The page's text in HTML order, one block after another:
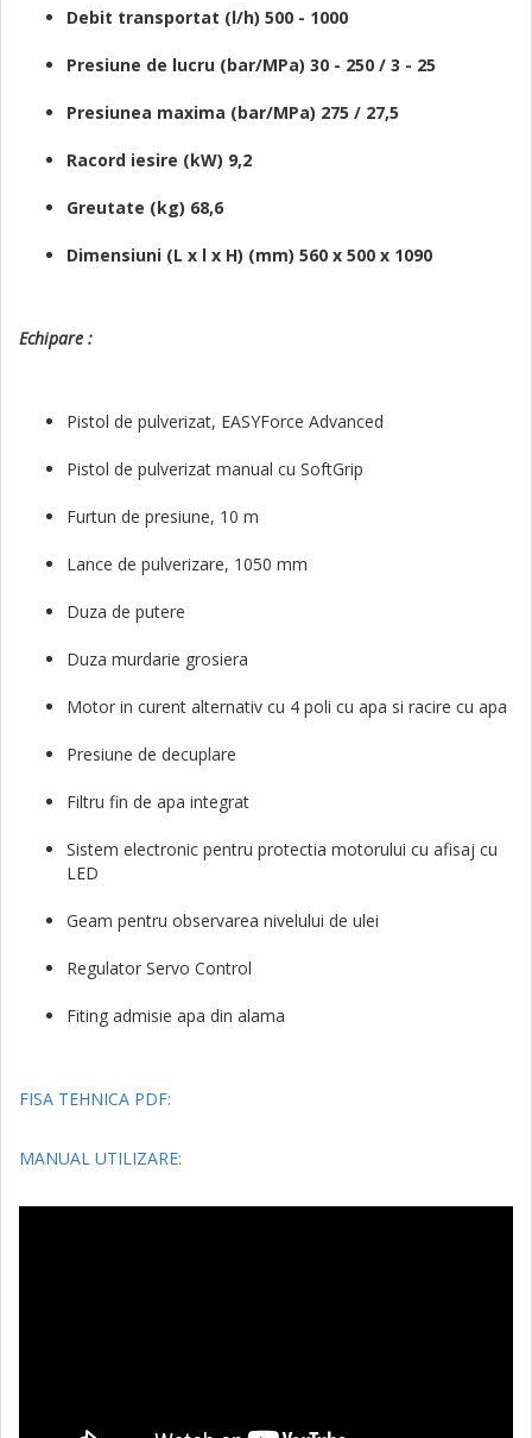
Debit transportat (l/h) 500 - 1000
Presiune de lucru (bar/MPa) 30 - 250 / 3 - 25
Presiunea maxima (bar/MPa) 275 / 27,5
Racord iesire (kW) 9,2
Greutate (kg) 68,6
Dimensiuni (L x l x H) (mm) 560 x 500 x 1090
Echipare :
Pistol de pulverizat, EASYForce Advanced
Pistol de pulverizat manual cu SoftGrip
Furtun de presiune, 10 m
Lance de pulverizare, 1050 mm
Duza de putere
Duza murdarie grosiera
Motor in curent alternativ cu 4 poli cu apa si racire cu apa
Presiune de decuplare
Filtru fin de apa integrat
Sistem electronic pentru protectia motorului cu afisaj cu
LED
Geam pentru observarea nivelului de ulei
Regulator Servo Control
Fiting admisie apa din alama
FISA TEHNICA PDF:
MANUAL UTILIZARE: